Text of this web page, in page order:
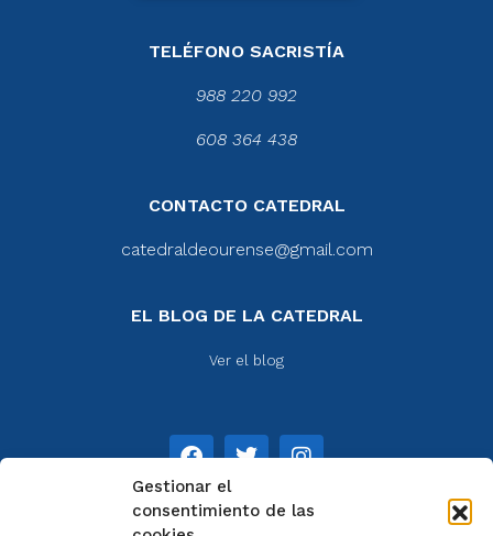
Gestionar el
consentimiento de las
TELÉFONO SACRISTÍA
988 220 992
608 364 438
CONTACTO CATEDRAL
catedraldeourense@gmail.com
EL BLOG DE LA CATEDRAL
Ver el blog